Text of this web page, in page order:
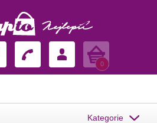
Košík
0
Kategorie